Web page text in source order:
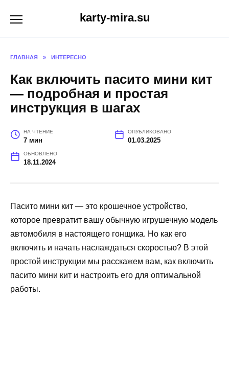
karty-mira.su
ГЛАВНАЯ » ИНТЕРЕСНО
Как включить пасито мини кит
— подробная и простая
инструкция в шагах
НА ЧТЕНИЕ
7 мин
ОПУБЛИКОВАНО
01.03.2025
ОБНОВЛЕНО
18.11.2024
Пасито мини кит — это крошечное устройство,
которое превратит вашу обычную игрушечную модель
автомобиля в настоящего гонщика. Но как его
включить и начать наслаждаться скоростью? В этой
простой инструкции мы расскажем вам, как включить
пасито мини кит и настроить его для оптимальной
работы.